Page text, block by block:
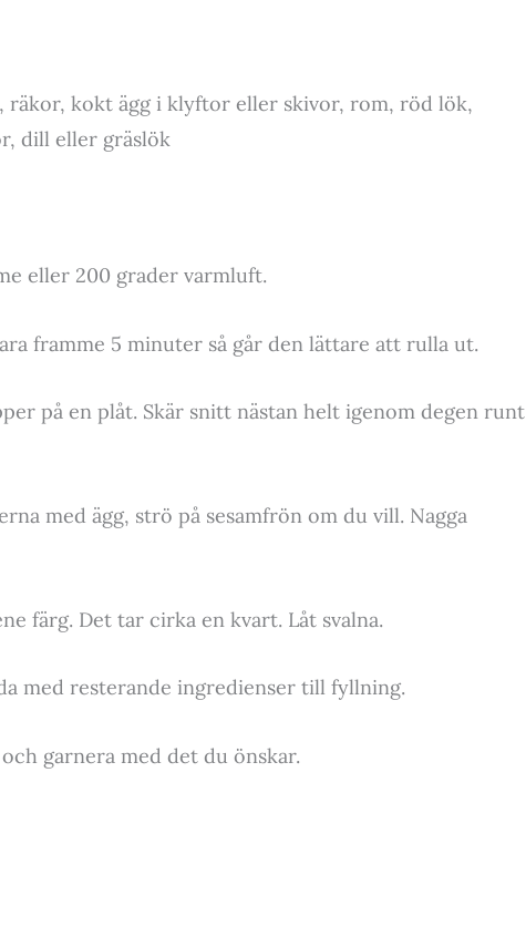
kokt ägg i klyftor eller skivor, rom, röd lök,
dill eller gräslök
eller 200 grader varmluft.
framme 5 minuter så går den lättare att rulla ut.
på en plåt. Skär snitt nästan helt igenom degen runt
med ägg, strö på sesamfrön om du vill. Nagga
färg. Det tar cirka en kvart. Låt svalna.
med resterande ingredienser till fyllning.
garnera med det du önskar.